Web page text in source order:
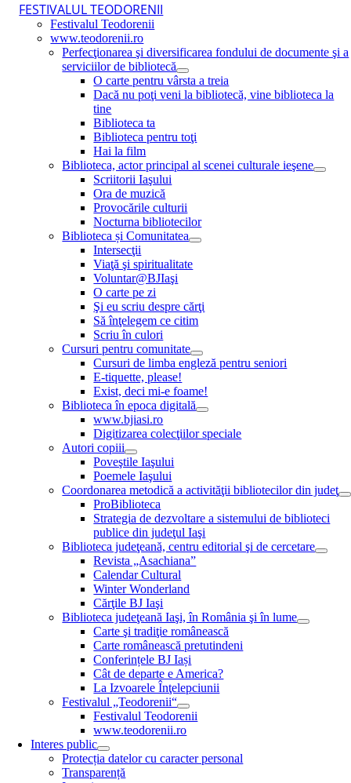
FESTIVALUL TEODORENII
Festivalul Teodorenii
www.teodorenii.ro
Perfecţionarea şi diversificarea fondului de documente şi a
serviciilor de bibliotecă
O carte pentru vârsta a treia
Dacă nu poţi veni la bibliotecă, vine biblioteca la
tine
Biblioteca ta
Biblioteca pentru toţi
Hai la film
Biblioteca, actor principal al scenei culturale ieşene
Scriitorii Iaşului
Ora de muzică
Provocările culturii
Nocturna bibliotecilor
Biblioteca și Comunitatea
Intersecţii
Viaţă şi spiritualitate
Voluntar@BJIaşi
O carte pe zi
Şi eu scriu despre cărţi
Să înţelegem ce citim
Scriu în culori
Cursuri pentru comunitate
Cursuri de limba engleză pentru seniori
E-tiquette, please!
Exist, deci mi-e foame!
Biblioteca în epoca digitală
www.bjiasi.ro
Digitizarea colecţiilor speciale
Autori copiii
Poveştile Iaşului
Poemele Iaşului
Coordonarea metodică a activităţii bibliotecilor din judeţ
ProBiblioteca
Strategia de dezvoltare a sistemului de biblioteci
publice din judeţul Iaşi
Biblioteca judeţeană, centru editorial şi de cercetare
Revista „Asachiana”
Calendar Cultural
Winter Wonderland
Cărţile BJ Iaşi
Biblioteca judeţeană Iaşi, în România şi în lume
Carte şi tradiţie românească
Carte românească pretutindeni
Conferințele BJ Iași
Cât de departe e America?
La Izvoarele Înţelepciunii
Festivalul „Teodorenii“
Festivalul Teodorenii
www.teodorenii.ro
Interes public
Protecția datelor cu caracter personal
Transparență